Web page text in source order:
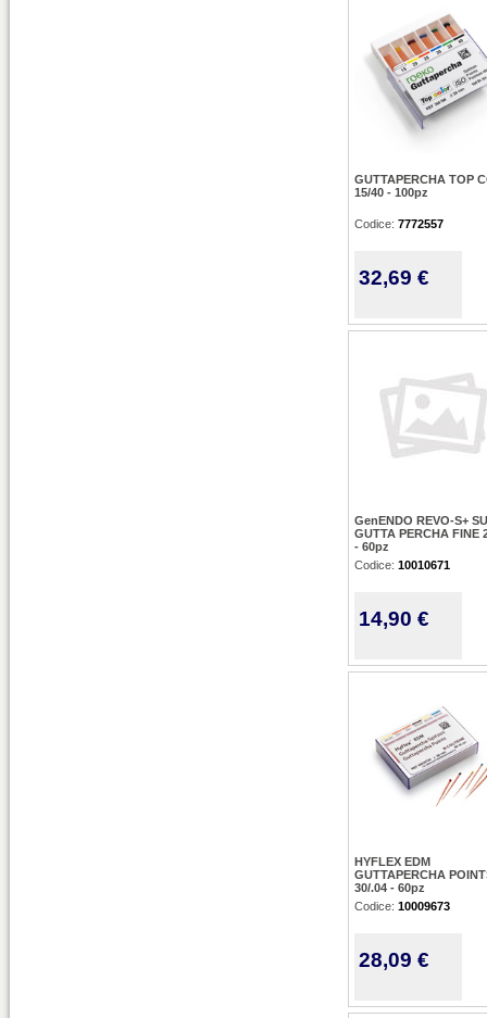
GUTTAPERCHA TOP
15/40 - 100pz
Codice: 7772557
32,69 €
GenENDO REVO-S+ SU
GUTTA PERCHA FINE
- 60pz
Codice: 10010671
14,90 €
HYFLEX EDM
GUTTAPERCHA
30/.04 - 60pz
Codice: 10009673
28,09 €